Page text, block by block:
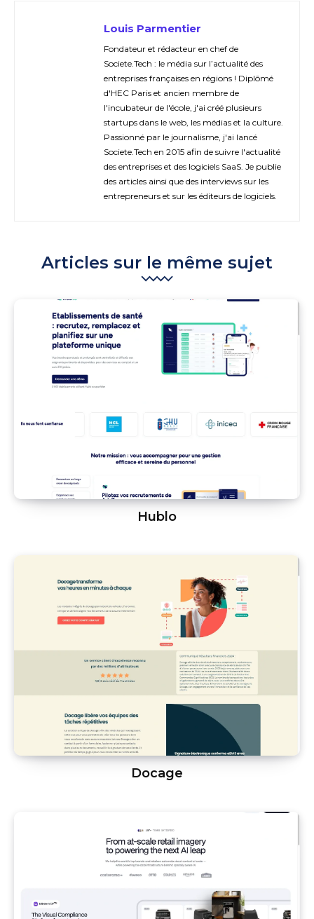
Louis Parmentier
Fondateur et rédacteur en chef de
Societe.Tech : le média sur l’actualité des
entreprises françaises en régions ! Diplômé
d'HEC Paris et ancien membre de
l'incubateur de l'école, j'ai créé plusieurs
startups dans le web, les médias et la culture.
Passionné par le journalisme, j'ai lancé
Societe.Tech en 2015 afin de suivre l'actualité
des entreprises et des logiciels SaaS. Je publie
des articles ainsi que des interviews sur les
entrepreneurs et sur les éditeurs de logiciels.
Articles sur le même sujet
Hublo
Docage